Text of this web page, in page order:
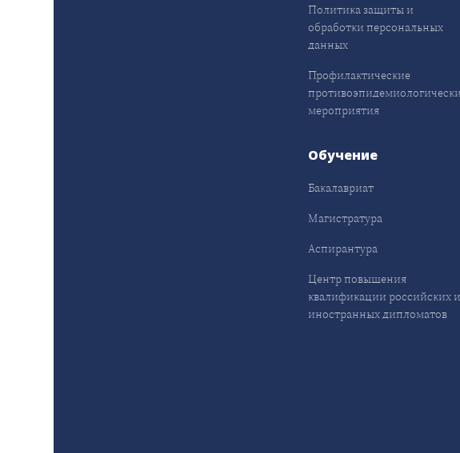
Политика защиты и
обработки персональных
данных
Профилактические
мероприятия
Обучение
Бакалавриат
Магистратура
Аспирантура
Центр повышения
квалификации российских и
иностранных дипломатов